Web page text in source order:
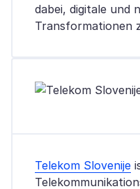
dabei, digitale und
Transformationen
Telekom Slovenije